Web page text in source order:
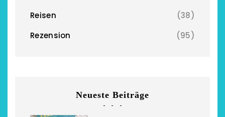
Hofcafés am
Reisen
(38)
Rezension
(95)
Neueste Beiträge